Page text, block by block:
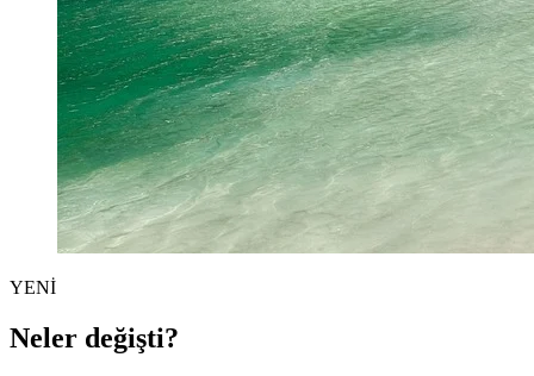
YENİ
Neler değişti?